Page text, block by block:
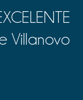
Villanovo